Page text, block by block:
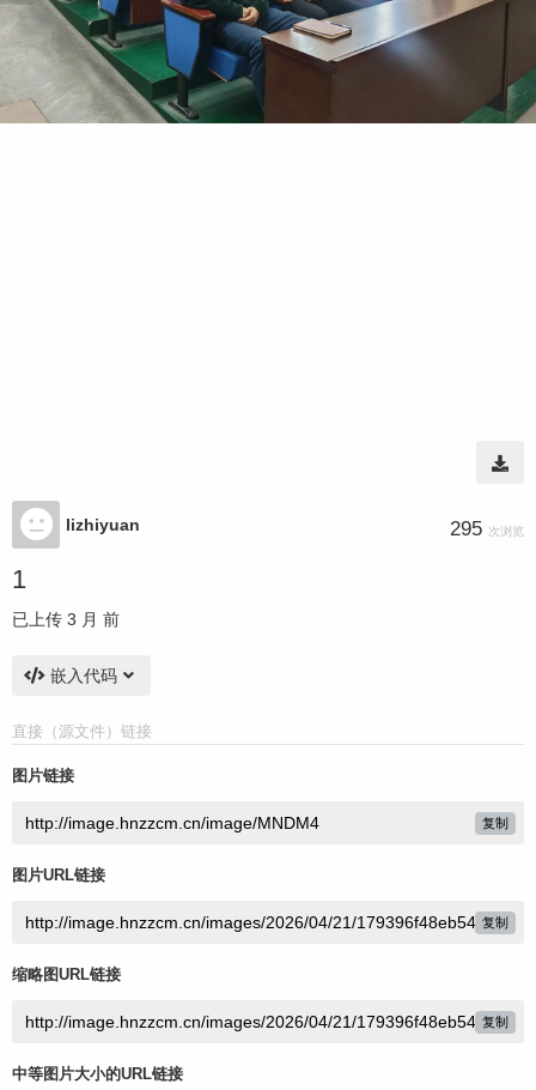
lizhiyuan 295 次浏览
1
已上传 3 月 前
嵌入代码
直接（源文件）链接
图片链接
复制
图片URL链接
复制
缩略图URL链接
复制
中等图片大小的URL链接